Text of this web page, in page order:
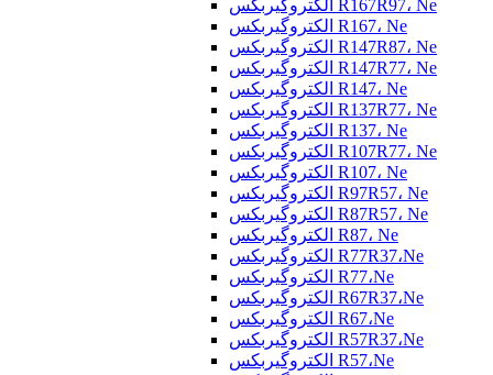
الکتروگیربکس R167R97، Ne
الکتروگیربکس R167، Ne
الکتروگیربکس R147R87، Ne
الکتروگیربکس R147R77، Ne
الکتروگیربکس R147، Ne
الکتروگیربکس R137R77، Ne
الکتروگیربکس R137، Ne
الکتروگیربکس R107R77، Ne
الکتروگیربکس R107، Ne
الکتروگیربکس R97R57، Ne
الکتروگیربکس R87R57، Ne
الکتروگیربکس R87، Ne
الکتروگیربکس R77R37،Ne
الکتروگیربکس R77،Ne
الکتروگیربکس R67R37،Ne
الکتروگیربکس R67،Ne
الکتروگیربکس R57R37،Ne
الکتروگیربکس R57،Ne